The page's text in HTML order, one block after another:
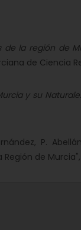
de la región de
de Ciencia
y su
P.
de